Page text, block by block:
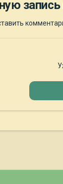
запись